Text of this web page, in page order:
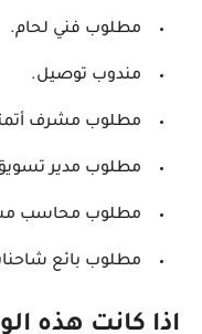
مطلوب فني لحام.
مندوب توصيل.
مطلوب مشرف
مطلوب مدير
مطلوب محاسب
مطلوب بائع
اذا كانت هذه